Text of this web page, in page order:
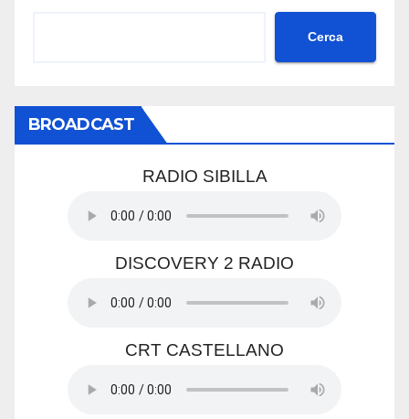
Cerca
BROADCAST
RADIO SIBILLA
DISCOVERY 2 RADIO
CRT CASTELLANO